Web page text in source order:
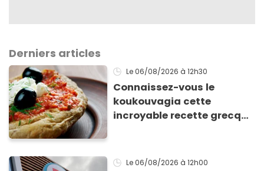
Derniers articles
Le 06/08/2026 à 12h30
Connaissez-vous le
koukouvagia cette
incroyable recette grecque
Le 06/08/2026 à 12h00